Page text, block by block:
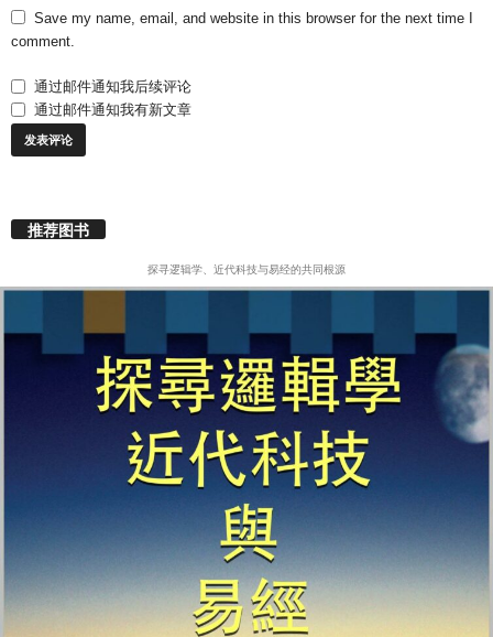
Save my name, email, and website in this browser for the next time I
comment.
通过邮件通知我后续评论
通过邮件通知我有新文章
推荐图书
探寻逻辑学、近代科技与易经的共同根源